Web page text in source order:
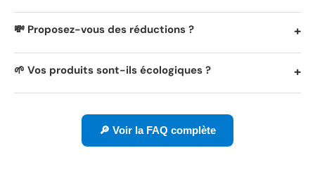
💸 Proposez-vous des réductions ?
🌱 Vos produits sont-ils écologiques ?
🔎 Voir la FAQ complète